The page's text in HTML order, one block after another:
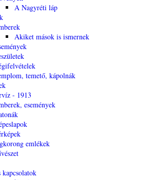
A Nagyréti láp
Akiket mások is ismernek
temető, kápolnák
- 1913
események
emlékek